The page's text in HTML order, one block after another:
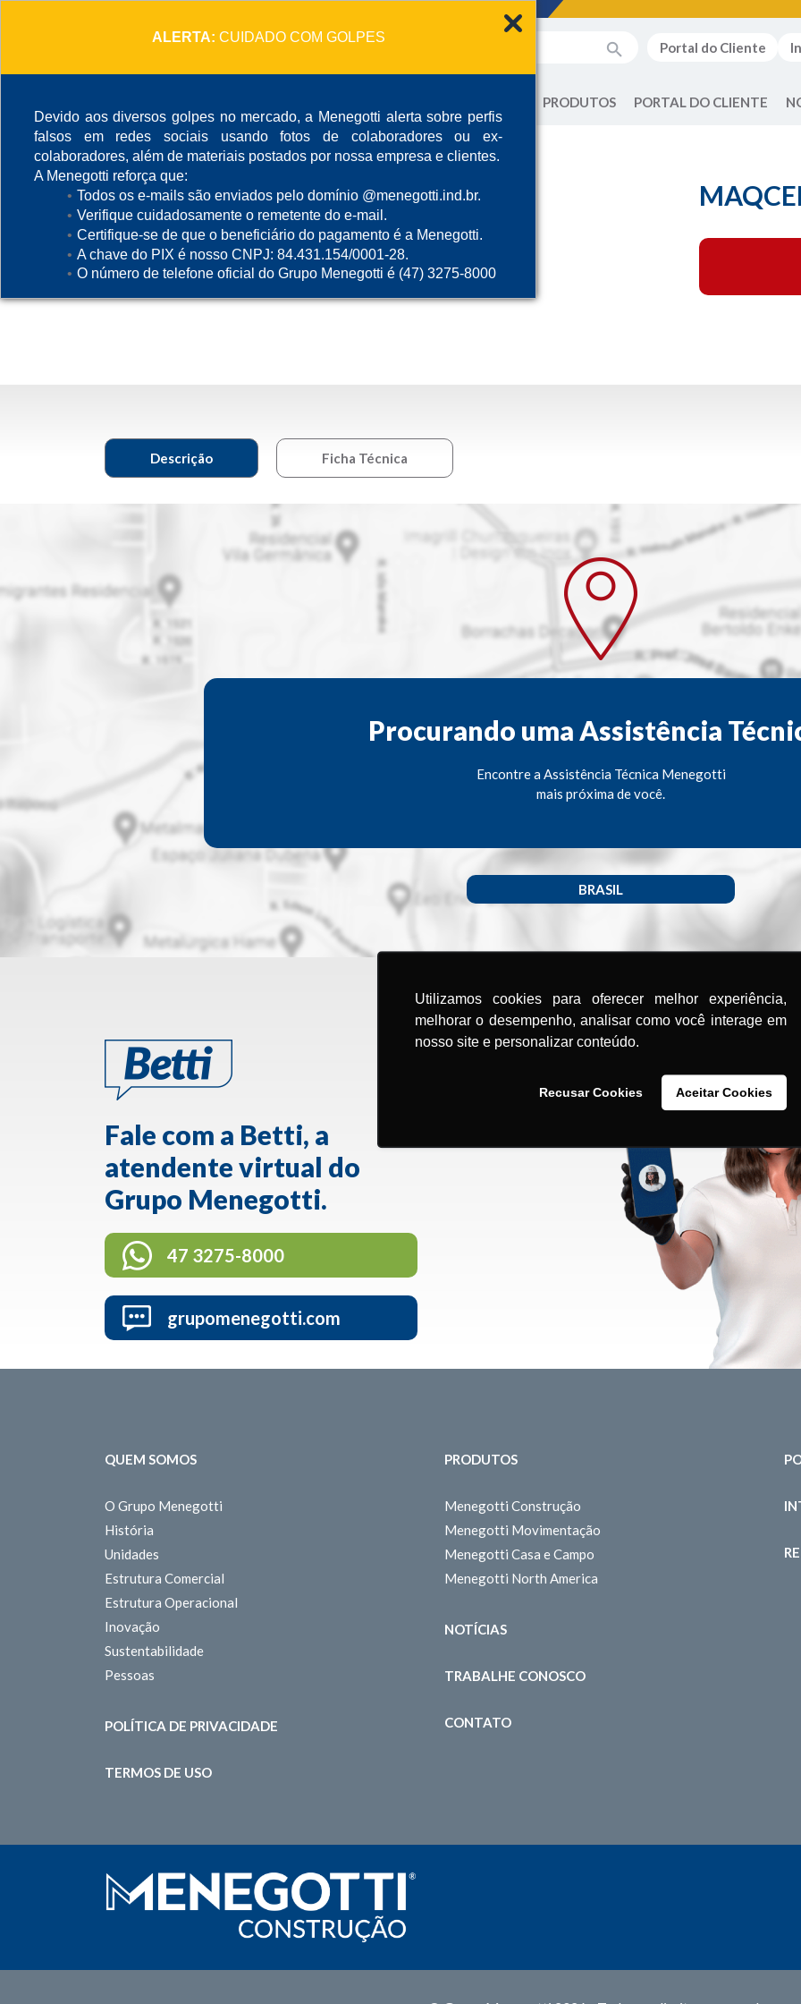
ALERTA: CUIDADO COM GOLPES
Devido aos diversos golpes no mercado, a Menegotti alerta sobre perfis
falsos em redes sociais usando fotos de colaboradores ou ex-
colaboradores, além de materiais postados por nossa empresa e clientes.
A Menegotti reforça que:
Todos os e-mails são enviados pelo domínio @menegotti.ind.br.
Verifique cuidadosamente o remetente do e-mail.
Certifique-se de que o beneficiário do pagamento é a Menegotti.
A chave do PIX é nosso CNPJ: 84.431.154/0001-28.
O número de telefone oficial do Grupo Menegotti é (47) 3275-8000
Utilizamos cookies para oferecer melhor experiência,
melhorar o desempenho, analisar como você interage em
nosso site e personalizar conteúdo.
Recusar Cookies Aceitar Cookies
Portal do Cliente
PRODUTOS PORTAL DO CLIENTE
Descrição Ficha Técnica
Procurando uma Assistência
Encontre a Assistência Técnica Menegotti
mais próxima de você.
BRASIL
Fale com a Betti, a
atendente virtual do
Grupo Menegotti.
47 3275-8000
grupomenegotti.com
QUEM SOMOS
O Grupo Menegotti
História
Unidades
Estrutura Comercial
Estrutura Operacional
Inovação
Sustentabilidade
Pessoas
POLÍTICA DE PRIVACIDADE
TERMOS DE USO
PRODUTOS
Menegotti Construção
Menegotti Movimentação
Menegotti Casa e Campo
Menegotti North America
NOTÍCIAS
TRABALHE CONOSCO
CONTATO